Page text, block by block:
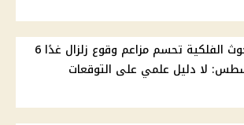
البحوث الفلكية تحسم مزاعم وقوع زلزال غدًا 6
لا دليل علمي على التوقعات